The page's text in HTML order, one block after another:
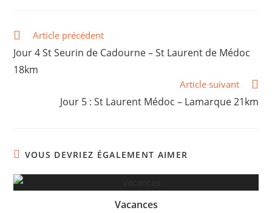
Article précédent
Jour 4 St Seurin de Cadourne – St Laurent de Médoc
18km
Article suivant
Jour 5 : St Laurent Médoc – Lamarque 21km
VOUS DEVRIEZ ÉGALEMENT AIMER
Vacances